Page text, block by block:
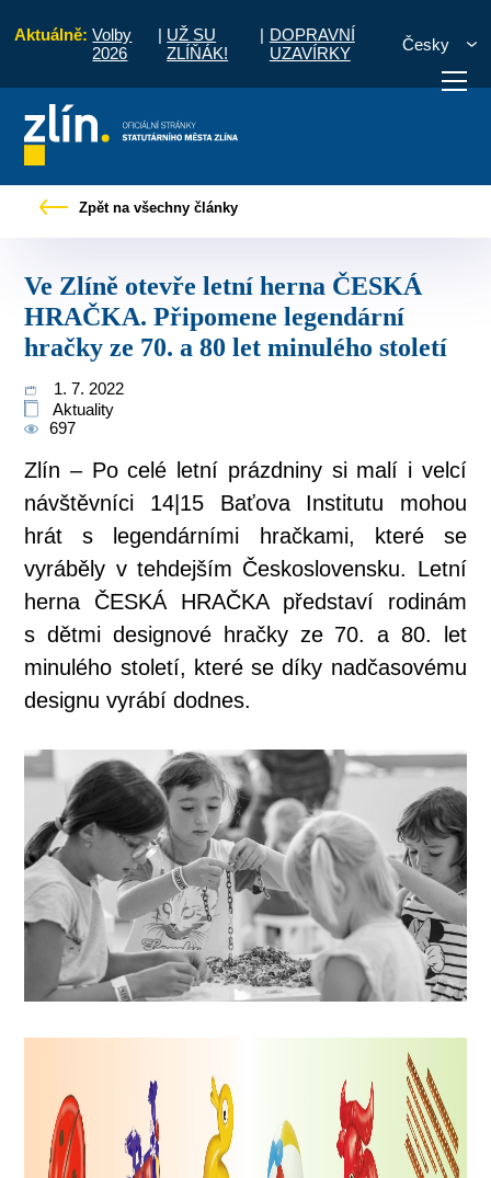
Aktuálně: Volby
2026
| UŽ SU
ZLÍŇÁK!
| DOPRAVNÍ
UZAVÍRKY
Česky
vyřídit Potřebuji zaplatit
Zpět na všechny články
Ve Zlíně otevře letní herna ČESKÁ
HRAČKA. Připomene legendární
hračky ze 70. a 80 let minulého století
1. 7. 2022
Aktuality
697
Zlín – Po celé letní prázdniny si malí i velcí
návštěvníci 14|15 Baťova Institutu mohou
hrát s legendárními hračkami, které se
vyráběly v tehdejším Československu. Letní
herna ČESKÁ HRAČKA představí rodinám
s dětmi designové hračky ze 70. a 80. let
minulého století, které se díky nadčasovému
designu vyrábí dodnes.